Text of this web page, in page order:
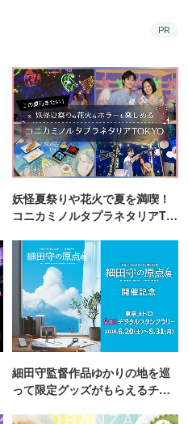
PR
妖怪夏祭りや花火で夏を満喫！
コニカミノルタプラネタリアTO
細田守監督作品ゆかりの地を巡
って限定グッズがもらえるチャ